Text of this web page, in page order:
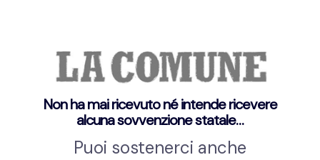
Non ha mai ricevuto né intende ricevere
alcuna sovvenzione statale…
Puoi sostenerci anche